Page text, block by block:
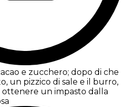
e zucchero; dopo di che
un pizzico di sale e il burro,
ottenere un impasto dalla